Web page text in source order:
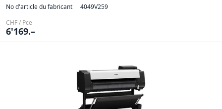
No d'article du fabricant
4049V259
CHF / Pce
6'169.–